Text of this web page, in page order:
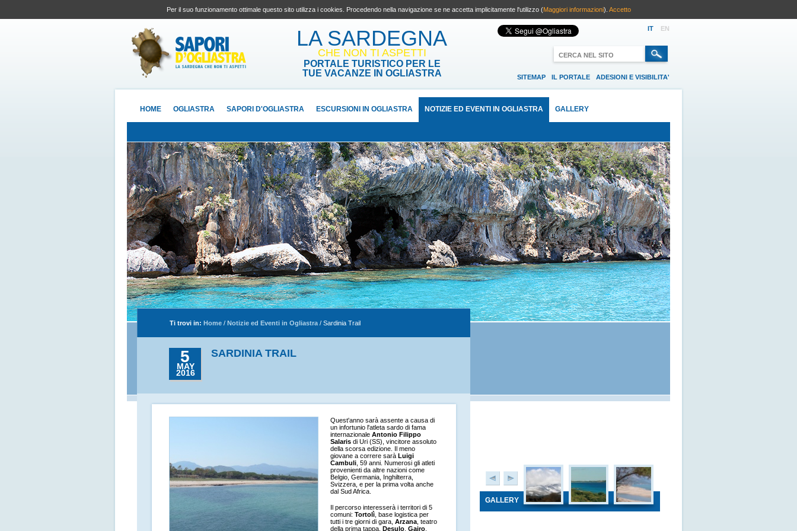
Per il suo funzionamento ottimale questo sito utilizza i cookies. Procedendo nella navigazione se ne accetta implicitamente l'utilizzo (Maggiori informazioni). Accetto
LA SARDEGNA
CHE NON TI ASPETTI
PORTALE TURISTICO PER LE
TUE VACANZE IN OGLIASTRA
IT EN
SITEMAP IL PORTALE ADESIONI E VISIBILITA'
HOME OGLIASTRA SAPORI D'OGLIASTRA ESCURSIONI IN OGLIASTRA NOTIZIE ED EVENTI IN OGLIASTRA GALLERY
Ti trovi in: Home / Notizie ed Eventi in Ogliastra / Sardinia Trail
5
MAY
2016
SARDINIA TRAIL
Quest'anno sarà assente a causa di
un infortunio l'atleta sardo di fama
internazionale Antonio Filippo
Salaris di Uri (SS), vincitore assoluto
della scorsa edizione. Il meno
giovane a correre sarà Luigi
Cambuli , 59 anni. Numerosi gli atleti
provenienti da altre nazioni come
Belgio, Germania, Inghilterra,
Svizzera, e per la prima volta anche
dal Sud Africa.
Il percorso interesserà i territori di 5
comuni: Tortolì , base logistica per
tutti i tre giorni di gara, Arzana , teatro
della prima tappa, Desulo Gairo
GALLERY